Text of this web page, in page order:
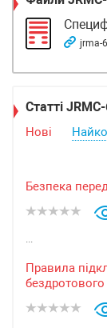
jrma-
Статті
Нові
Безпека
...
Правила